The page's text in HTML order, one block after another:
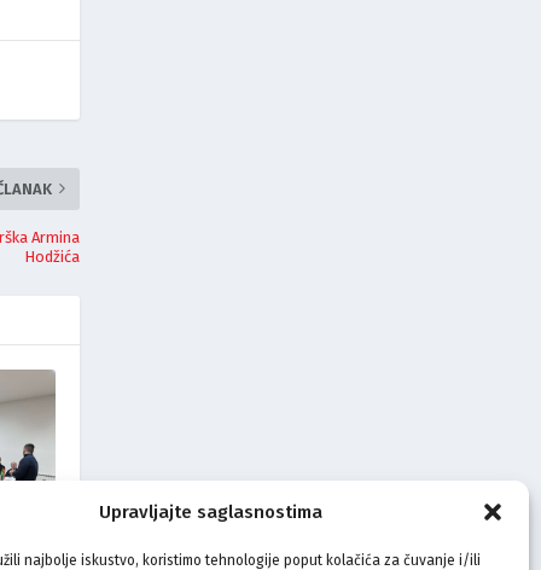
Upravljajte saglasnostima
najbolje iskustvo, koristimo tehnologije poput kolačića za čuvanje i/ili
Armina
Hodžića